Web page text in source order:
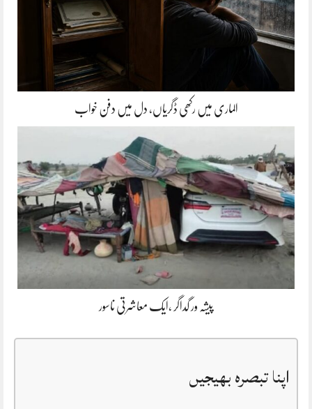
الماری میں رکھی ڈگریاں، دل میں دفن خواب
پیشہ ور گداگر ،ایک معاشرتی ناسور
اپنا تبصرہ بھیجیں